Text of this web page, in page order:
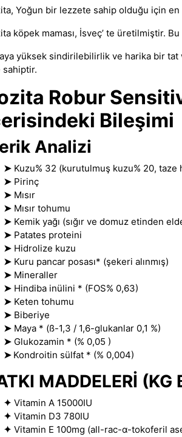
, Yoğun bir lezzete sahip olduğu için
köpek maması, İsveç’ te üretilmiştir.
yüksek sindirilebilirlik ve harika bir tat
sahiptir.
Robur
Bileşimi
Analizi
➤ Kuzu% 32 (kurutulmuş kuzu% 20, taze
➤ Pirinç
➤ Mısır
➤ Mısır tohumu
➤ Kemik yağı (sığır ve domuz etinden
➤ Patates proteini
➤ Hidrolize kuzu
➤ Kuru pancar posası* (şekeri alınmış)
➤ Mineraller
➤ Hindiba inülini * (FOS% 0,63)
➤ Keten tohumu
➤ Biberiye
➤ Maya * (ß-1,3 / 1,6-glukanlar 0,1 %)
➤ Glukozamin * (% 0,05 )
➤ Kondroitin sülfat * (% 0,004)
MADDELERİ (KG
✦ Vitamin A 15000IU
✦ Vitamin D3 780IU
✦ Vitamin E 100mg (all-rac-α-tokoferil